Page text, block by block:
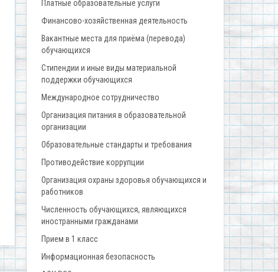
Платные образовательные услуги
Финансово-хозяйственная деятельность
Вакантные места для приёма (перевода)
обучающихся
Стипендии и иные виды материальной
поддержки обучающихся
Международное сотрудничество
Организация питания в образовательной
организации
Образовательные стандарты и требования
Противодействие коррупции
Организация охраны здоровья обучающихся и
работников
Численность обучающихся, являющихся
иностранными гражданами
Прием в 1 класс
Информационная безопасность